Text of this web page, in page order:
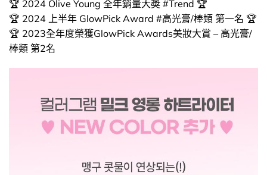
🏆 2024 Olive Young 全年銷量大奬 #Trend 🏆
🏆 2024 上半年 GlowPick Award #高光膏/棒類 第一名 🏆
🏆 2023全年度榮獲GlowPick Awards美妝大賞 – 高光膏/
棒類 第2名